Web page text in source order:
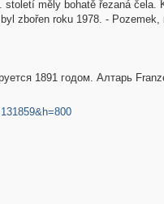
měly bohatě řezaná
zbořen roku 1978. -
1891 годом. Алтарь